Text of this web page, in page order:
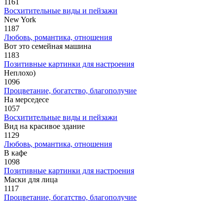
Восхитительные виды и пейзажи
New York
1187
Любовь, романтика, отношения
Вот это семейная машина
1183
Позитивные картинки для настроения
Неплохо)
1096
Процветание, богатство, благополучие
На мерседесе
1057
Восхитительные виды и пейзажи
Вид на красивое здание
1129
Любовь, романтика, отношения
В кафе
1098
Позитивные картинки для настроения
Маски для лица
1117
Процветание, богатство, благополучие